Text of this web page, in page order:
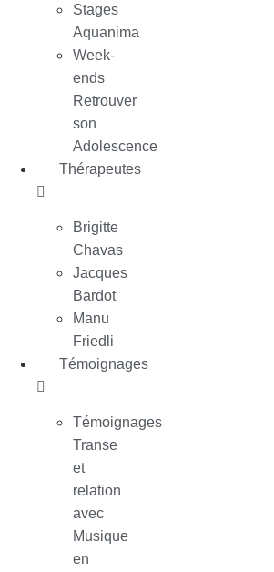
Stages
Aquanima
Week-
ends
Retrouver
son
Adolescence
Thérapeutes
Brigitte
Chavas
Jacques
Bardot
Manu
Friedli
Témoignages
Témoignages
Transe
et
relation
avec
Musique
en